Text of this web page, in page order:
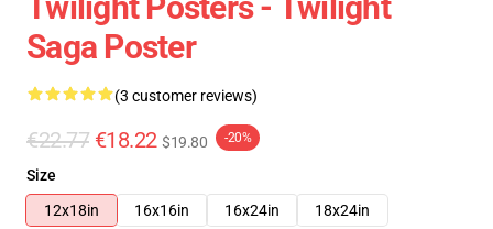
Saga Poster
(3 customer reviews)
€22.77 €18.22 $19.80 -20%
Size
12x18in
16x16in 16x24in 18x24in